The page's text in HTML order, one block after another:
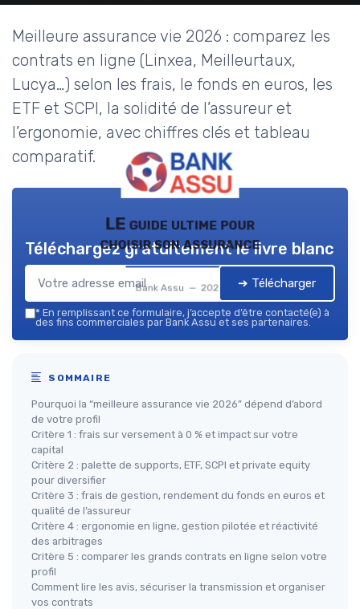
Meilleure assurance vie 2026 : comparez les
contrats en ligne (Linxea, Meilleurtaux,
Lucya…) selon les frais, le fonds en euros, les
ETF et SCPI, la solidité de l’assureur et
l’ergonomie, avec chiffres clés et tableau
comparatif.
LE guide ultime pour
choisir son assurance
Bank Assu — 2026
Téléchargez gratuitement le livre blanc
➔ Télécharger
* En remplissant ce formulaire, j’accepte d’être contacté(e) à
des fins commerciales par Bank Assu et ses partenaires.
SOMMAIRE
Pourquoi la “meilleure assurance vie 2026” dépend d’abord
de votre profil
Critère 1 : frais sur versement à 0 % et impact sur votre
capital
Critère 2 : palette de supports, ETF, SCPI et private equity
pour diversifier
Critère 3 : frais de gestion, rendement du fonds en euros et
qualité de l’assureur
Critère 4 : ergonomie en ligne, gestion pilotée et réactivité
des arbitrages
Critère 5 : comparer les grands contrats en ligne selon votre
profil
Comment lire les avis, sécuriser la transmission et organiser
vos contrats